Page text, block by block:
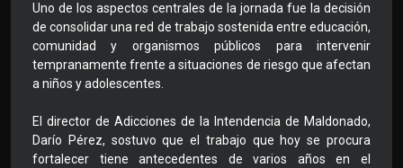
Uno de los aspectos centrales de la jornada fue la decisión
de consolidar una red de trabajo sostenida entre educación,
comunidad y organismos públicos para intervenir
tempranamente frente a situaciones de riesgo que afectan
a niños y adolescentes.
El director de Adicciones de la Intendencia de Maldonado,
Darío Pérez, sostuvo que el trabajo que hoy se procura
fortalecer tiene antecedentes de varios años en el